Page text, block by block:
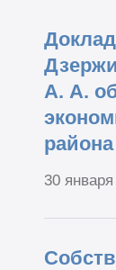
А. А.
района
30